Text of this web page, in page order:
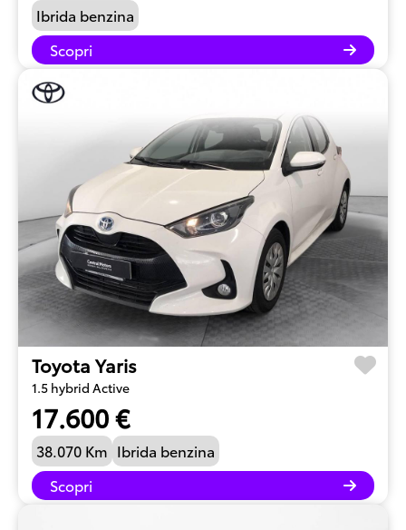
Ibrida benzina
Scopri
Toyota Yaris
1.5 hybrid Active
17.600 €
38.070 Km Ibrida benzina
Scopri